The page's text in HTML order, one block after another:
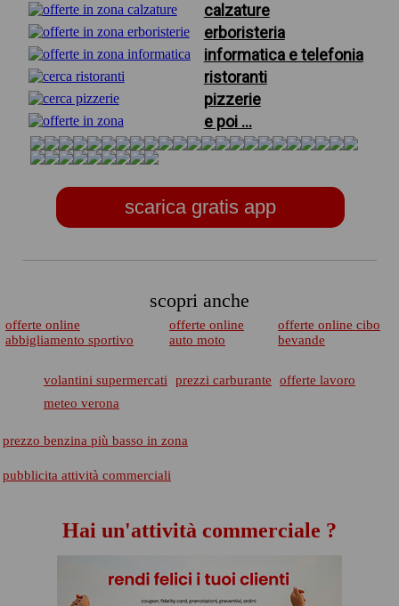
calzature
erboristeria
informatica e telefonia
ristoranti
pizzerie
e poi ...
scarica gratis app
scopri anche
offerte online
abbigliamento sportivo
offerte online
auto moto
offerte online cibo
bevande
volantini supermercati prezzi carburante
offerte lavoro
meteo verona
prezzo benzina più basso in zona
pubblicita attività commerciali
Hai un'attività commerciale ?